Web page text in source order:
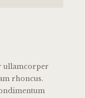
ullamcorper
rhoncus.